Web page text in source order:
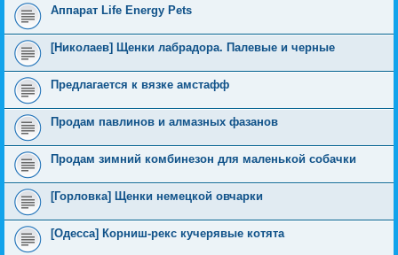
Аппарат Life Energy Pets
[Николаев] Щенки лабрадора. Палевые и черные
Предлагается к вязке амстафф
Продам павлинов и алмазных фазанов
Продам зимний комбинезон для маленькой собачки
[Горловка] Щенки немецкой овчарки
[Одесса] Корниш-рекс кучерявые котята